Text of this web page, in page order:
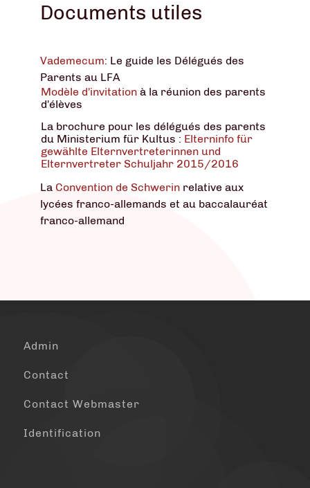
Documents utiles
Vademecum: Le guide les Délégués des
Parents au LFA
Modèle d'invitation à la réunion des parents
d'élèves
La brochure pour les délégués des parents
du Ministerium für Kultus : Elterninfo für
gewählte Elternvertreterinnen und
Elternvertreter Schuljahr 2015/2016
La Convention de Schwerin relative aux
lycées franco-allemands et au baccalauréat
franco-allemand
Admin
Contact
Contact Webmaster
Identification